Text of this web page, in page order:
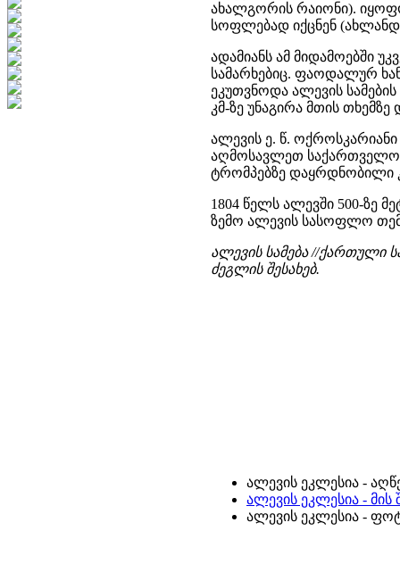
ახალგორის რაიონი).
სოფლებად იქცნენ
ადამიანს ამ მიდამოებში
სამარხებიც. ფაოდალურ
ეკუთვნოდა ალევის
კმ-ზე უნაგირა მთის თხემზე
ალევის ე. წ.
აღმოსავლეთ
ტრომპებზე დაყრდნობილი
1804 წელს ალევში 500-ზე
ზემო ალევის სასოფლო
ალევის სამება //ქართული
ძეგლის შესახებ.
ალევის ეკლესია -
ალევის ეკლესია - მის
ალევის ეკლესია -